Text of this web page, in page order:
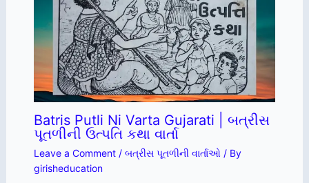
Batris Putli Ni Varta Gujarati | બત્રીસ
પૂતળીની ઉત્પતિ કથા વાર્તા
Leave a Comment / બત્રીસ પૂતળીની વાર્તાઓ / By
girisheducation